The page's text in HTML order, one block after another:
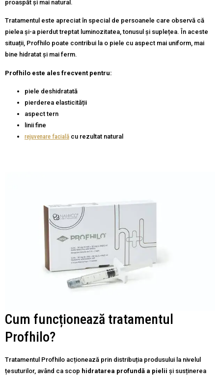
proaspăt și mai natural.
Tratamentul este apreciat în special de persoanele care observă că
pielea și-a pierdut treptat luminozitatea, tonusul și suplețea. În aceste
situații, Profhilo poate contribui la o piele cu aspect mai uniform, mai
bine hidratat și mai ferm.
Profhilo este ales frecvent pentru:
piele deshidratată
pierderea elasticității
aspect tern
linii fine
rejuvenare facială cu rezultat natural
Cum funcționează tratamentul
Profhilo?
Tratamentul Profhilo acționează prin distribuția produsului la nivelul
țesuturilor, având ca scop hidratarea profundă a pielii și susținerea